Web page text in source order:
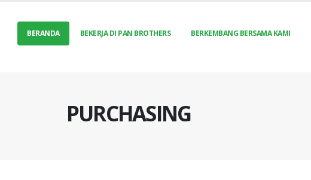
BERANDA BEKERJA DI PAN BROTHERS BERKEMBANG BERSAMA KAMI
PURCHASING